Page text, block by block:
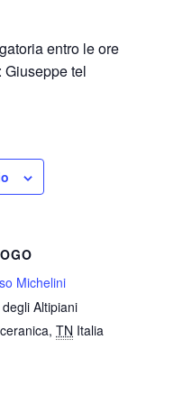
entro le ore
Giuseppe tel
Michelini
Altipiani
, TN Italia